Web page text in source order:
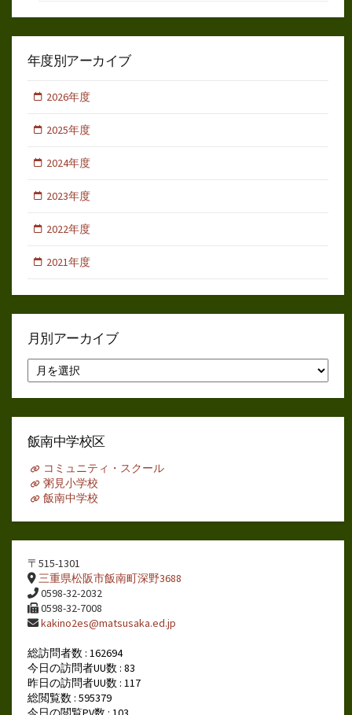
年度別アーカイブ
2026年度
2025年度
2024年度
2023年度
2022年度
2021年度
月別アーカイブ
別
ア
イ
飯南中学校区
コミュニティ・スクール
粥見小学校
飯南中学校
〒515-1301
三重県松阪市飯南町深野3688
0598-32-2032
0598-32-7008
kakino2es@matsusaka.ed.jp
総訪問者数 : 162694
今日の訪問者UU数 : 83
昨日の訪問者UU数 : 117
総閲覧数 : 595379